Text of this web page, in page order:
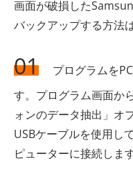
画面が破損した
バックアップする方法
01
プログラムを
す。プログラム画面か
ォンのデータ抽出」オ
USBケーブルを使用し
ピューターに接続します